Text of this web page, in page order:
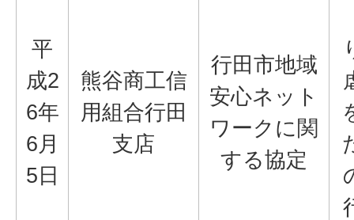
平
成2
6年
6月
5日
熊谷商工信
用組合行田
支店
行田市地域
安心ネット
ワークに関
する協定